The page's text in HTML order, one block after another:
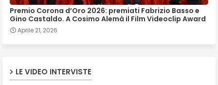
Premio Corona d’Oro 2026: premiati Fabrizio Basso e
Gino Castaldo. A Cosimo Alemà il Film Videoclip Award
Aprile 21, 2026
LE VIDEO INTERVISTE